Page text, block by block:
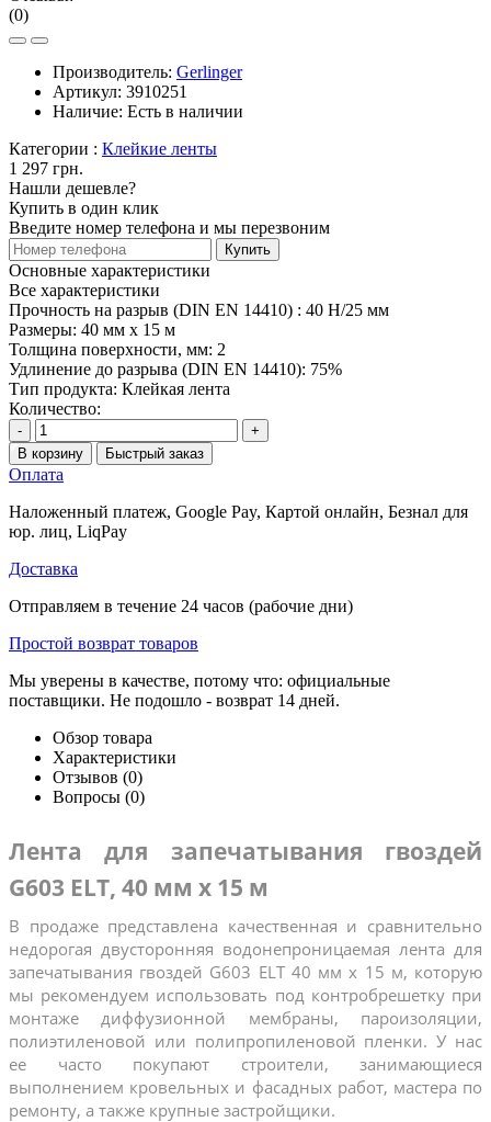
(0)
Производитель: Gerlinger
Артикул: 3910251
Наличие: Есть в наличии
Категории : Клейкие ленты
1 297 грн.
Нашли дешевле?
Купить в один клик
Введите номер телефона и мы перезвоним
Купить
Основные характеристики
Все характеристики
Прочность на разрыв (DIN EN 14410) : 40 Н/25 мм
Размеры: 40 мм х 15 м
Толщина поверхности, мм: 2
Удлинение до разрыва (DIN EN 14410): 75%
Тип продукта: Клейкая лента
Количество:
-
+
В корзину
Быстрый заказ
Оплата
Наложенный платеж, Google Pay, Картой онлайн, Безнал для
юр. лиц, LiqPay
Доставка
Отправляем в течение 24 часов (рабочие дни)
Простой возврат товаров
Мы уверены в качестве, потому что: официальные
поставщики. Не подошло - возврат 14 дней.
Обзор товара
Характеристики
Отзывов (0)
Вопросы (0)
Лента для запечатывания гвоздей
G603 ELT, 40 мм х 15 м
В продаже представлена качественная и сравнительно
недорогая двусторонняя водонепроницаемая лента для
запечатывания гвоздей G603 ELT 40 мм х 15 м, которую
мы рекомендуем использовать под контробрешетку при
монтаже диффузионной мембраны, пароизоляции,
полиэтиленовой или полипропиленовой пленки. У нас
ее часто покупают строители, занимающиеся
выполнением кровельных и фасадных работ, мастера по
ремонту, а также крупные застройщики.